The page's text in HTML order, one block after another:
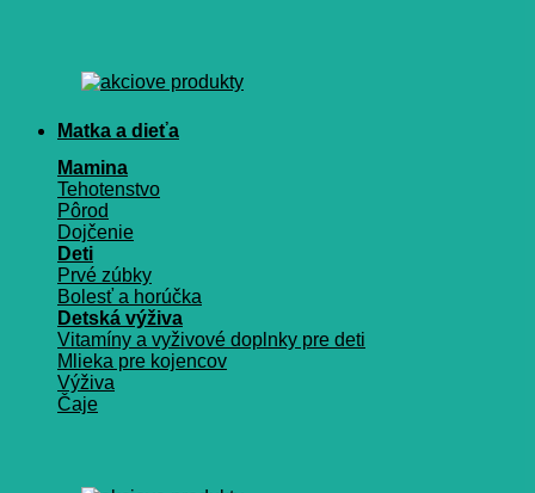
Matka a dieťa
Mamina
Tehotenstvo
Pôrod
Dojčenie
Deti
Prvé zúbky
Bolesť a horúčka
Detská výživa
Vitamíny a vyživové doplnky pre deti
Mlieka pre kojencov
Výživa
Čaje